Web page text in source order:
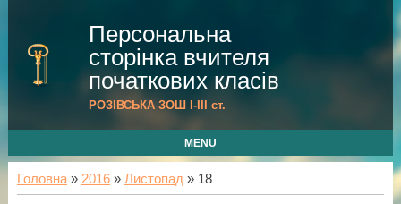
Персональна
сторінка вчителя
початкових класів
РОЗІВСЬКА ЗОШ I-III cт.
MENU
Головна» 2016 » Листопад » 18